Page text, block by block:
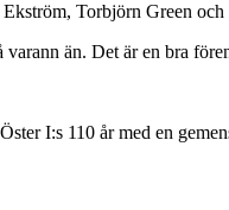
Torbjörn Green
än. Det är en bra
I:s 110 år med en